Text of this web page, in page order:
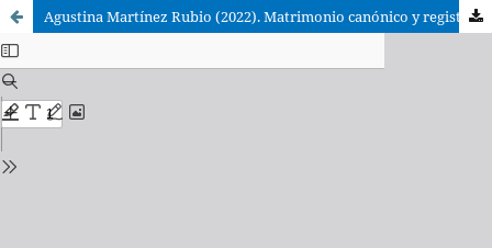
Agustina Martínez Rubio (2022). Matrimonio canónico y registro civil